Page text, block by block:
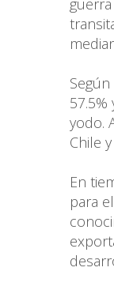
yodo.
Chile
En
para